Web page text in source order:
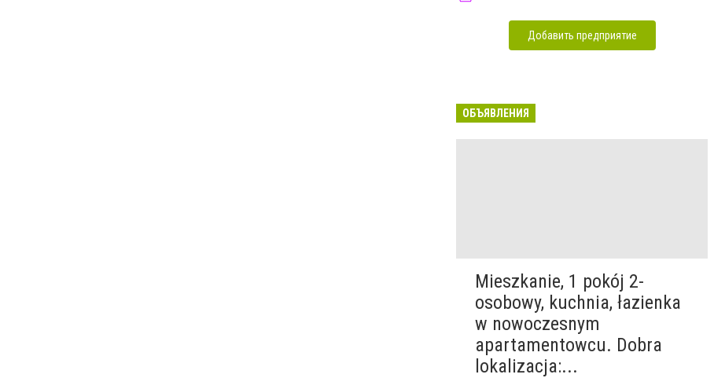
Добавить предприятие
ОБЪЯВЛЕНИЯ
Mieszkanie, 1 pokój 2-
osobowy, kuchnia, łazienka
w nowoczesnym
apartamentowcu. Dobra
lokalizacja:...